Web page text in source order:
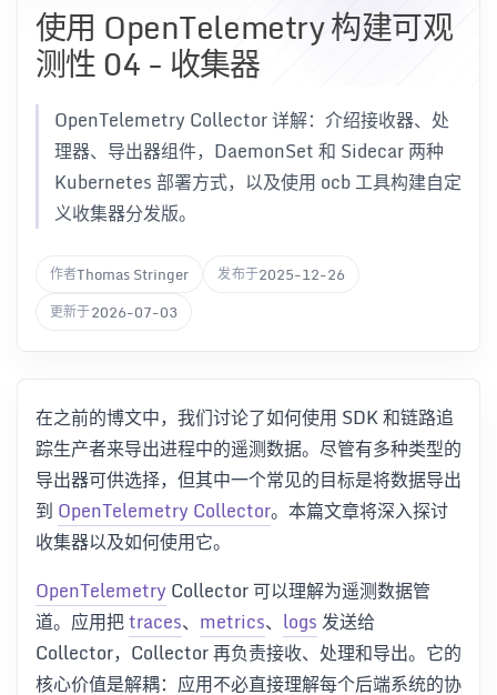
使用 OpenTelemetry 构建可观
测性 04 - 收集器
OpenTelemetry Collector 详解：介绍接收器、处
理器、导出器组件，DaemonSet 和 Sidecar 两种
Kubernetes 部署方式，以及使用 ocb 工具构建自定
义收集器分发版。
作者Thomas Stringer 发布于2025-12-26
更新于2026-07-03
在之前的博文中，我们讨论了如何使用 SDK 和链路追
踪生产者来导出进程中的遥测数据。尽管有多种类型的
导出器可供选择，但其中一个常见的目标是将数据导出
到 OpenTelemetry Collector。本篇文章将深入探讨
收集器以及如何使用它。
OpenTelemetry Collector 可以理解为遥测数据管
道。应用把traces、 metrics、 logs发送给
Collector，Collector 再负责接收、处理和导出。它的
核心价值是解耦：应用不必直接理解每个后端系统的协